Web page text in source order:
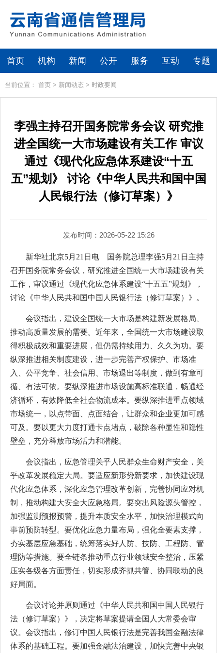
首页 机构 新闻 公开 服务 互动 专题
当前位置： 首页 > 新闻动态 > 时政要闻
李强主持召开国务院常务会议 研究推
进全国统一大市场建设有关工作 审议
通过《现代化应急体系建设“十五
五”规划》 讨论《中华人民共和国中国
人民银行法（修订草案）》
发布时间：2026-05-22 15:26
新华社北京5月21日电 国务院总理李强5月21日主持
召开国务院常务会议，研究推进全国统一大市场建设有关
工作，审议通过《现代化应急体系建设“十五五”规划》，
讨论《中华人民共和国中国人民银行法（修订草案）》。
会议指出，建设全国统一大市场是构建新发展格局、
推动高质量发展的需要。近年来，全国统一大市场建设取
得积极成效和重要进展，但仍需持续用力、久久为功。要
纵深推进相关制度建设，进一步完善产权保护、市场准
入、公平竞争、社会信用、市场退出等制度，做到有章可
循、有法可依。要纵深推进市场设施高标准联通，畅通经
济循环，有效降低全社会物流成本。要纵深推进重点领域
市场统一，以点带面、点面结合，让群众和企业更加可感
可及。要以更大力度打通卡点堵点，破除各种显性和隐性
壁垒，充分释放市场活力和潜能。
会议指出，应急管理关乎人民群众生命财产安全，关
乎改革发展稳定大局。要适应新形势新要求，加快建设现
代化应急体系，深化应急管理改革创新，完善协同应对机
制，推动构建大安全大应急格局。要突出风险源头管控，
加强监测预报预警，提升本质安全水平，加快治理模式向
事前预防转型。要优化应急力量布局，强化全要素支撑，
夯实基层应急基础，统筹落实好人防、技防、工程防、管
理防等措施。要全链条推动重点行业领域安全整治，压紧
压实各级各方面责任，切实形成齐抓共管、协同联动的良
好局面。
会议讨论并原则通过《中华人民共和国中国人民银行
法（修订草案）》，决定将草案提请全国人大常委会审
议。会议指出，修订中国人民银行法是完善我国金融法律
体系的基础工程。要加强金融法治建设，加快完善中央银